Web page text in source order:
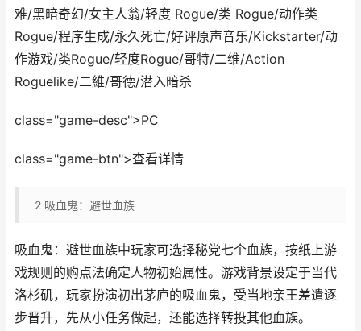
难/黑暗奇幻/女主人翁/轻度 Rogue/类 Rogue/动作类
Rogue/程序生成/永久死亡/好评原声音乐/Kickstarter/动
作游戏/类Rogue/轻度Rogue/哥特/二维/Action
Roguelike/二維/哥德/潜入暗杀
class="game-desc">PC
class="game-btn">查看详情
2 吸血鬼：避世血族
吸血鬼：避世血族中玩家可选择秘党七个血族，按纸上游
戏规则的购点法确定人物初始属性。游戏背景设定于当代
洛杉矶，玩家扮演初出茅庐的吸血鬼，受当地亲王差遣逐
步晋升，先从小任务做起，还能选择转投其他血族。